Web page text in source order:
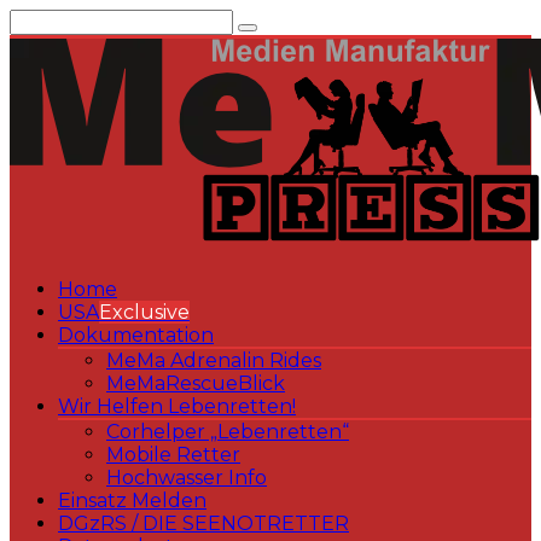
Inhalt
springen
Home
USAExclusive
Dokumentation
MeMa Adrenalin Rides
MeMaRescueBlick
Wir Helfen Lebenretten!
Corhelper „Lebenretten“
Mobile Retter
Hochwasser Info
Einsatz Melden
DGzRS / DIE SEENOTRETTER